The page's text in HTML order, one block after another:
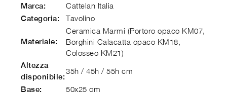
Marca: Cattelan Italia
Categoria: Tavolino
Materiale:
Ceramica Marmi (Portoro opaco KM07,
Borghini Calacatta opaco KM18,
Colosseo KM21)
Altezza
disponibile:
35h / 45h / 55h cm
Base: 50x25 cm